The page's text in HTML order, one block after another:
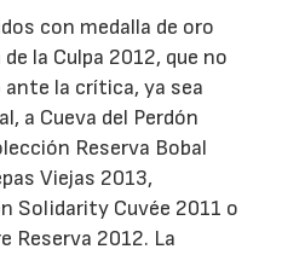
con medalla de oro
la Culpa 2012, que no
ante la crítica, ya sea
a Cueva del Perdón
Reserva Bobal
Viejas 2013,
Solidarity Cuvée 2011 o
Reserva 2012. La